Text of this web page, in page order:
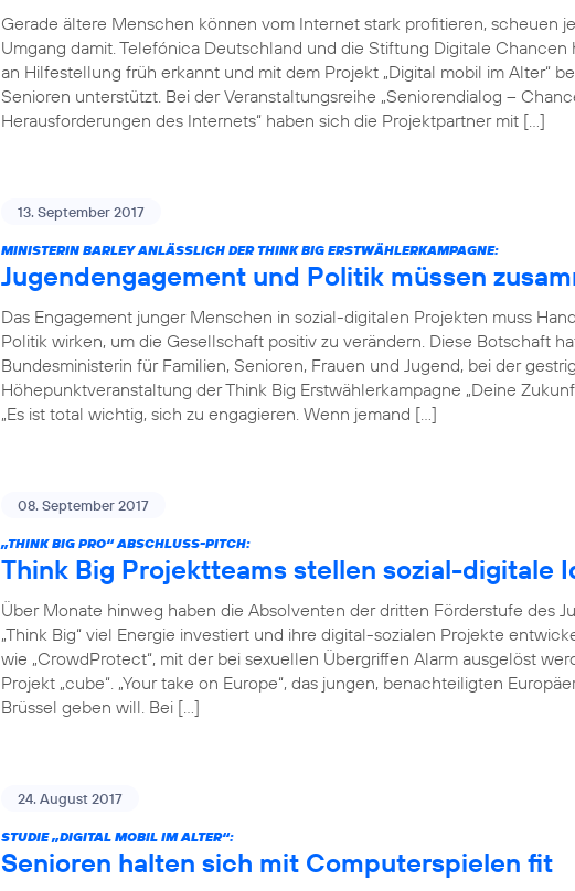
Gerade ältere Menschen können vom Internet stark profitieren, scheuen
Umgang damit. Telefónica Deutschland und die Stiftung Digitale Chancen
an Hilfestellung früh erkannt und mit dem Projekt „Digital mobil im Alter“
Senioren unterstützt. Bei der Veranstaltungsreihe „Seniorendialog –
Herausforderungen des Internets“ haben sich die Projektpartner mit […]
13. September 2017
MINISTERIN BARLEY ANLÄSSLICH DER THINK BIG ERSTWÄHLERKAMPAGNE:
Jugendengagement und Politik müssen
Das Engagement junger Menschen in sozial-digitalen Projekten muss
Politik wirken, um die Gesellschaft positiv zu verändern. Diese Botschaft
Bundesministerin für Familien, Senioren, Frauen und Jugend, bei der
Höhepunktveranstaltung der Think Big Erstwählerkampagne „Deine
„Es ist total wichtig, sich zu engagieren. Wenn jemand […]
08. September 2017
„THINK BIG PRO“ ABSCHLUSS-PITCH:
Think Big Projektteams stellen sozial-digitale
Über Monate hinweg haben die Absolventen der dritten Förderstufe des
„Think Big“ viel Energie investiert und ihre digital-sozialen Projekte
wie „CrowdProtect“, mit der bei sexuellen Übergriffen Alarm ausgelöst
Projekt „cube“. „Your take on Europe“, das jungen, benachteiligten
Brüssel geben will. Bei […]
24. August 2017
STUDIE „DIGITAL MOBIL IM ALTER“:
Senioren halten sich mit Computerspielen fit